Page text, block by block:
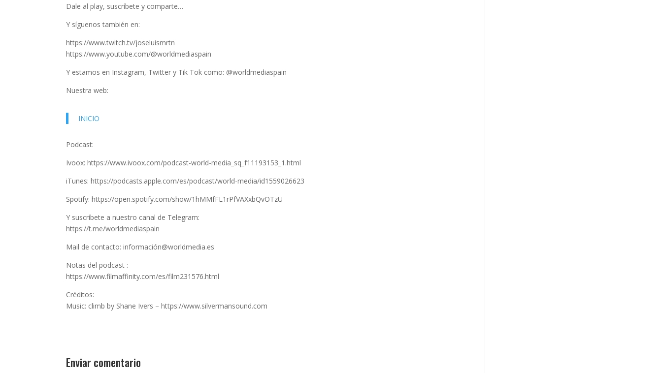
Dale al play, suscríbete y comparte…
Y síguenos también en:
https://www.twitch.tv/joseluismrtn
https://www.youtube.com/@worldmediaspain
Y estamos en Instagram, Twitter y Tik Tok como: @worldmediaspain
Nuestra web:
INICIO
Podcast:
Ivoox: https://www.ivoox.com/podcast-world-media_sq_f11193153_1.html
iTunes: https://podcasts.apple.com/es/podcast/world-media/id1559026623
Spotify: https://open.spotify.com/show/1hMMfFL1rPfVAXxbQvOTzU
Y suscríbete a nuestro canal de Telegram:
https://t.me/worldmediaspain
Mail de contacto: información@worldmedia.es
Notas del podcast :
https://www.filmaffinity.com/es/film231576.html
Créditos:
Music: climb by Shane Ivers – https://www.silvermansound.com
Enviar comentario